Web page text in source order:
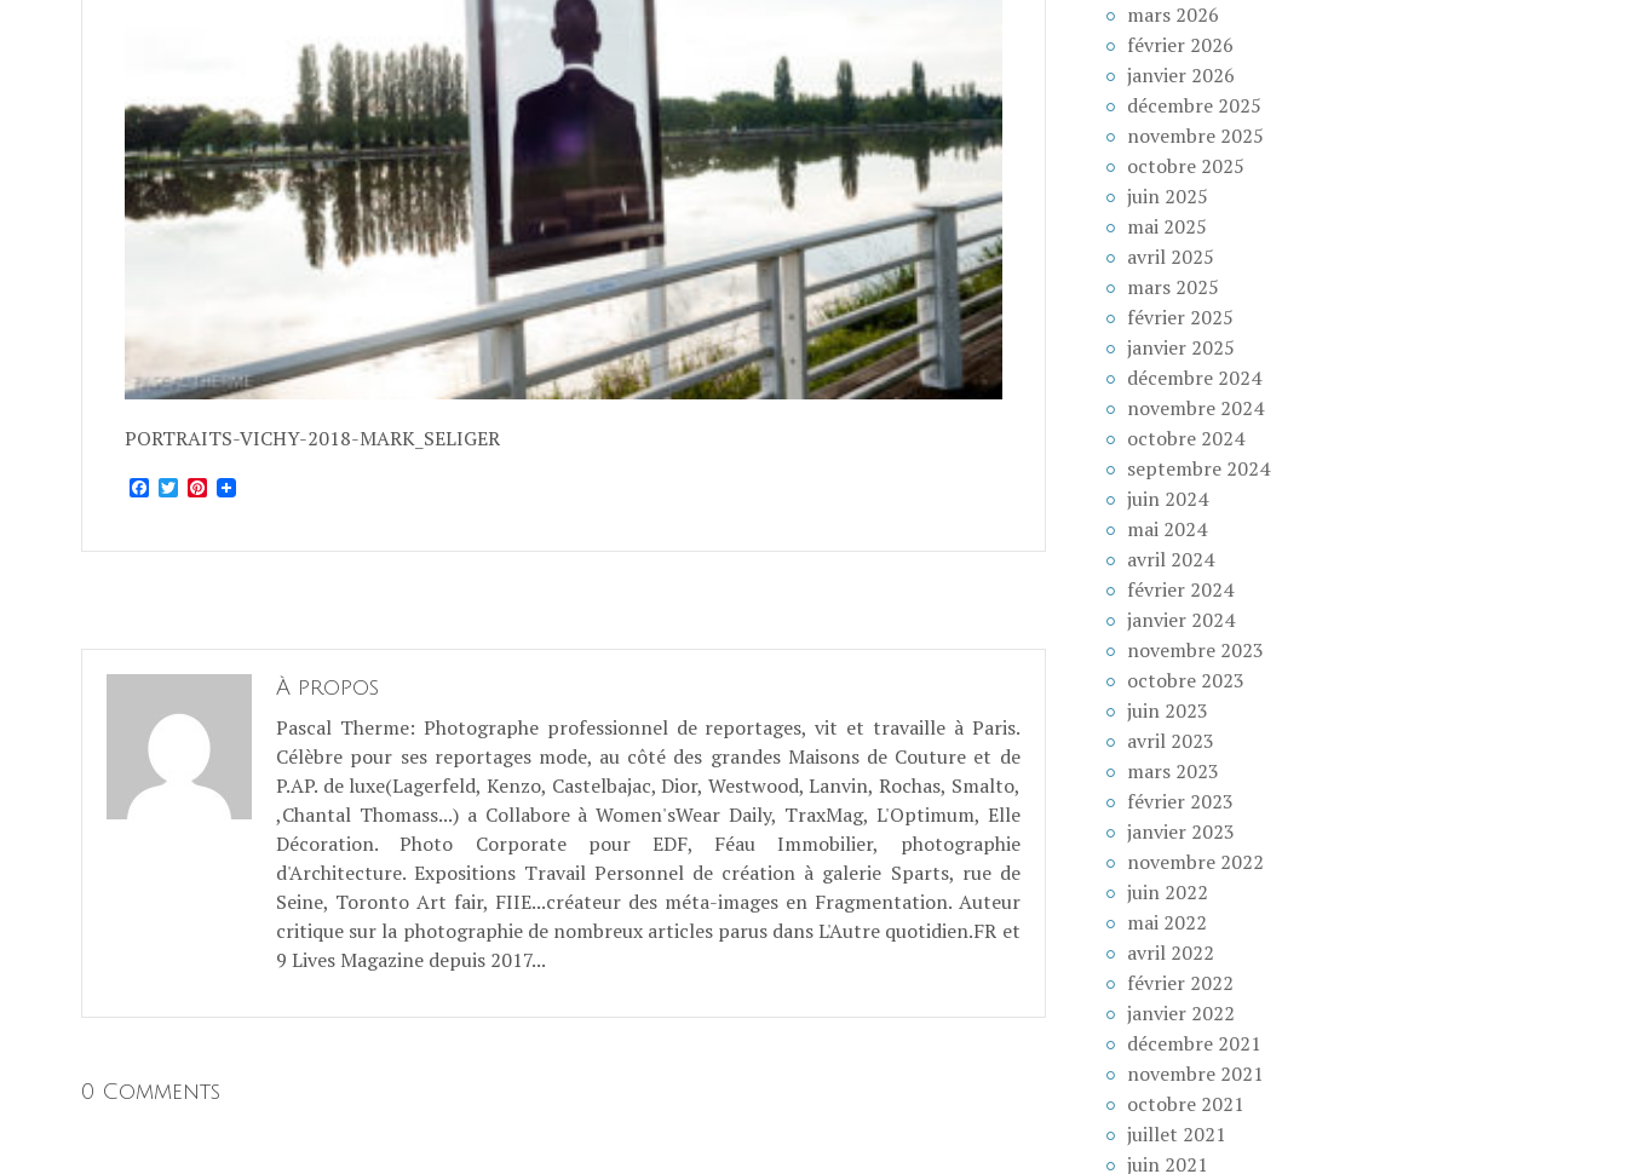
PORTRAITS-VICHY-2018-MARK_SELIGER
Facebook
TwitterPinterest
À propos
Pascal Therme: Photographe professionnel de reportages, vit et travaille à Paris.
Célèbre pour ses reportages mode, au côté des grandes Maisons de Couture et de
P.AP. de luxe(Lagerfeld, Kenzo, Castelbajac, Dior, Westwood, Lanvin, Rochas, Smalto,
,Chantal Thomass...) a Collabore à Women'sWear Daily, TraxMag, L'Optimum, Elle
Décoration. Photo Corporate pour EDF, Féau Immobilier, photographie
d'Architecture. Expositions Travail Personnel de création à galerie Sparts, rue de
Seine, Toronto Art fair, FIIE...créateur des méta-images en Fragmentation. Auteur
critique sur la photographie de nombreux articles parus dans L'Autre quotidien.FR et
9 Lives Magazine depuis 2017...
0 Comments
mars 2026
février 2026
janvier 2026
décembre 2025
novembre 2025
octobre 2025
juin 2025
mai 2025
avril 2025
mars 2025
février 2025
janvier 2025
décembre 2024
novembre 2024
octobre 2024
septembre 2024
juin 2024
mai 2024
avril 2024
février 2024
janvier 2024
novembre 2023
octobre 2023
juin 2023
avril 2023
mars 2023
février 2023
janvier 2023
novembre 2022
juin 2022
mai 2022
avril 2022
février 2022
janvier 2022
décembre 2021
novembre 2021
octobre 2021
juillet 2021
juin 2021